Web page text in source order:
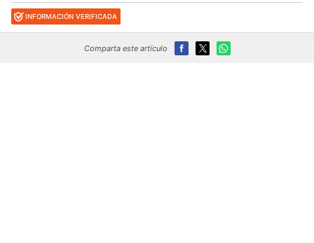
INFORMACIÓN VERIFICADA
Comparta este artículo